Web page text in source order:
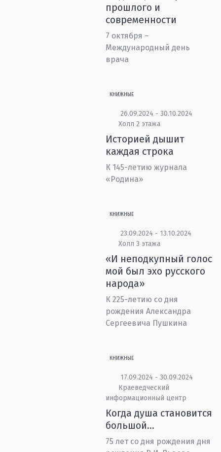
прошлого и
современности
7 октября –
Международный день
врача
КНИЖНЫЕ
26.09.2024 - 30.10.2024
Холл 2 этажа
Историей дышит
каждая строка
К 145-летию журнала
«Родина»
КНИЖНЫЕ
23.09.2024 - 13.10.2024
Холл 3 этажа
«И неподкупный голос
мой был эхо русского
народа»
К 225-летию со дня
рождения Александра
Сергеевича Пушкина
КНИЖНЫЕ
17.09.2024 - 30.09.2024
Краеведческий
информационный центр
Когда душа становится
большой...
75 лет со дня рождения дня